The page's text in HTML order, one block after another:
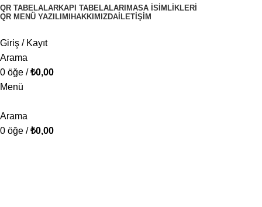
QR TABELALARKAPI TABELALARI MASA İSIMLIKLERI
QR MENÜ YAZILIMI HAKKIMIZDA İLETIŞIM
Giriş / Kayıt
Arama
0 öğe / ₺0,00
Menü
Arama
0 öğe / ₺0,00